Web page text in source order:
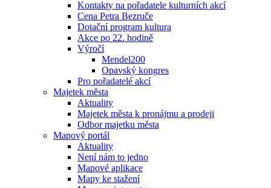
Kontakty na pořadatele kulturních akcí
Cena Petra Bezruče
Dotační program kultura
Akce po 22. hodině
Výročí
Mendel200
Opavský kongres
Pro pořadatelé akcí
Majetek města
Aktuality
Majetek města k pronájmu a prodeji
Odbor majetku města
Mapový portál
Aktuality
Není nám to jedno
Mapové aplikace
Mapy ke stažení